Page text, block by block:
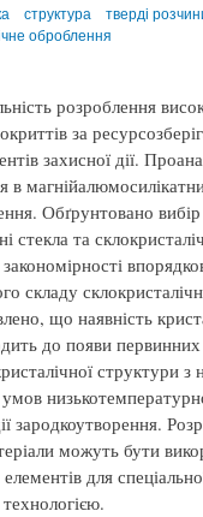
структура тверді
оброблення
розроблення
за
захисної дії.
в
Обґрунтовано
стекла та
складу
що наявність
до появи первинних
структури з
умов
зародкоутворення.
можуть бути
для